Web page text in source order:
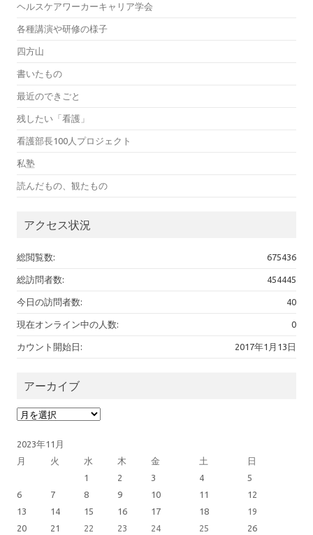
ヘルスケアワーカーキャリア学会
各種講演や研修の様子
四方山
書いたもの
最近のできごと
残したい「看護」
看護部長100人プロジェクト
私塾
読んだもの、観たもの
アクセス状況
675436
総閲覧数:
454445
総訪問者数:
40
今日の訪問者数:
0
現在オンライン中の人数:
2017年1月13日
カウント開始日:
アーカイブ
アーカイブ
2023年11月
月
火 水 木 金 土
日
1
2 3 4
5
6
7 8 9 10 11
12
13
14 15 16 17 18
19
20
21 22 23 24 25 26